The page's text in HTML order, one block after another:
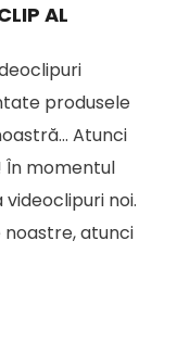
AL
produsele
Atunci
În momentul
noi.
noastre, atunci